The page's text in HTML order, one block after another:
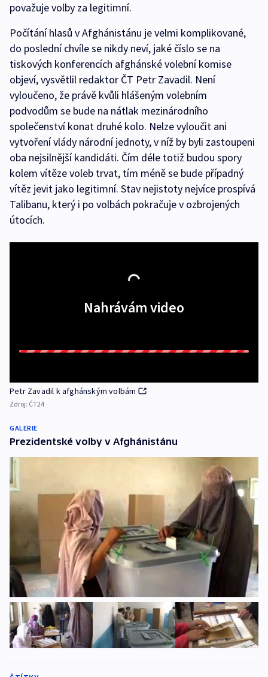
považuje volby za legitimní.
Počítání hlasů v Afghánistánu je velmi komplikované,
do poslední chvíle se nikdy neví, jaké číslo se na
tiskových konferencích afghánské volební komise
objeví, vysvětlil redaktor ČT Petr Zavadil. Není
vyloučeno, že právě kvůli hlášeným volebním
podvodům se bude na nátlak mezinárodního
společenství konat druhé kolo. Nelze vyloučit ani
vytvoření vlády národní jednoty, v níž by byli zastoupeni
oba nejsilnější kandidáti. Čím déle totiž budou spory
kolem vítěze voleb trvat, tím méně se bude případný
vítěz jevit jako legitimní. Stav nejistoty nejvíce prospívá
Talibanu, který i po volbách pokračuje v ozbrojených
útocích.
Nahrávám video
Petr Zavadil k afghánským volbám
Zdroj: ČT24
GALERIE
Prezidentské volby v Afghánistánu